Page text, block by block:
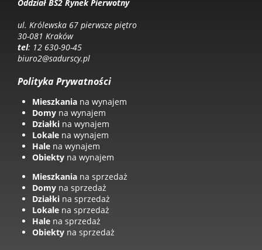
Oddział BS2 Rynek Pierwotny
ul. Królewska 67 pierwsze piętro
30-081 Kraków
tel: 12 630-90-45
biuro2@sadurscy.pl
Polityka Prywatności
Mieszkania na wynajem
Domy na wynajem
Działki na wynajem
Lokale na wynajem
Hale na wynajem
Obiekty na wynajem
Mieszkania na sprzedaż
Domy na sprzedaż
Działki na sprzedaż
Lokale na sprzedaż
Hale na sprzedaż
Obiekty na sprzedaż